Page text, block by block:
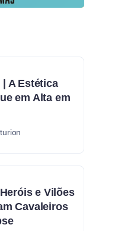
A Estética
em Alta em
e Vilões
Cavaleiros